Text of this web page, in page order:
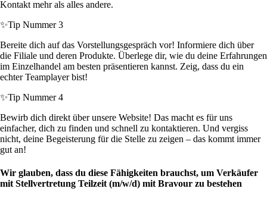
Kontakt mehr als alles andere.
✨Tip Nummer 3
Bereite dich auf das Vorstellungsgespräch vor! Informiere dich über
die Filiale und deren Produkte. Überlege dir, wie du deine Erfahrungen
im Einzelhandel am besten präsentieren kannst. Zeig, dass du ein
echter Teamplayer bist!
✨Tip Nummer 4
Bewirb dich direkt über unsere Website! Das macht es für uns
einfacher, dich zu finden und schnell zu kontaktieren. Und vergiss
nicht, deine Begeisterung für die Stelle zu zeigen – das kommt immer
gut an!
Wir glauben, dass du diese Fähigkeiten brauchst, um Verkäufer
mit Stellvertretung Teilzeit (m/w/d) mit Bravour zu bestehen